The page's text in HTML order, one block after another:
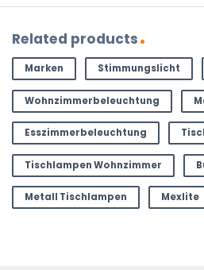
Related products
Marken Stimmungslicht
Wohnzimmerbeleuchtung
Esszimmerbeleuchtung
Tischlampen Wohnzimmer
Metall Tischlampen Mexlite